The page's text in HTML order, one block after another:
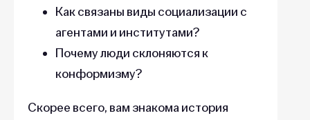
Как связаны виды социализации с
агентами и институтами?
Почему люди склоняются к
конформизму?
Скорее всего, вам знакома история